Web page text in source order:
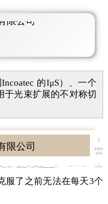
的IμS）、一个
于光束扩展的不对称切
服了之前无法在每天3个